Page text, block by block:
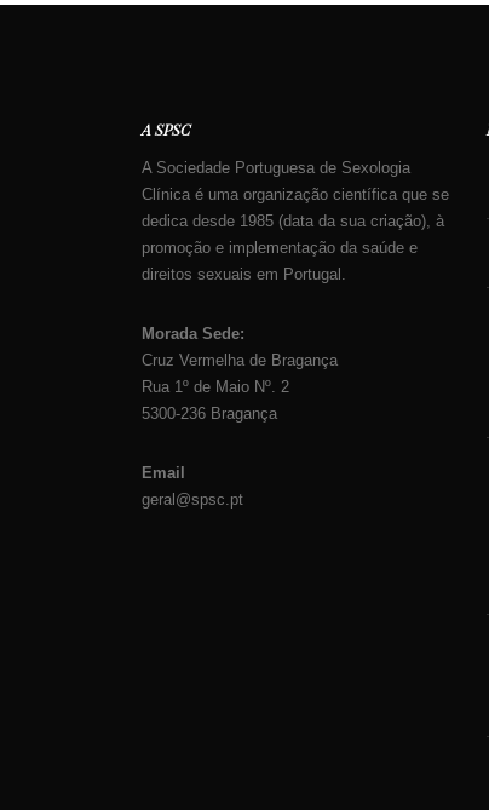
A SPSC
A Sociedade Portuguesa de Sexologia
Clínica é uma organização científica que se
dedica desde 1985 (data da sua criação), à
promoção e implementação da saúde e
direitos sexuais em Portugal.
Morada Sede:
Cruz Vermelha de Bragança
Rua 1º de Maio Nº. 2
5300-236 Bragança
Email
geral@spsc.pt